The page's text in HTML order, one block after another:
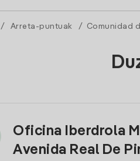
/ Arreta-puntuak / Comunidad
Oficina Iberdrola
Avenida Real De